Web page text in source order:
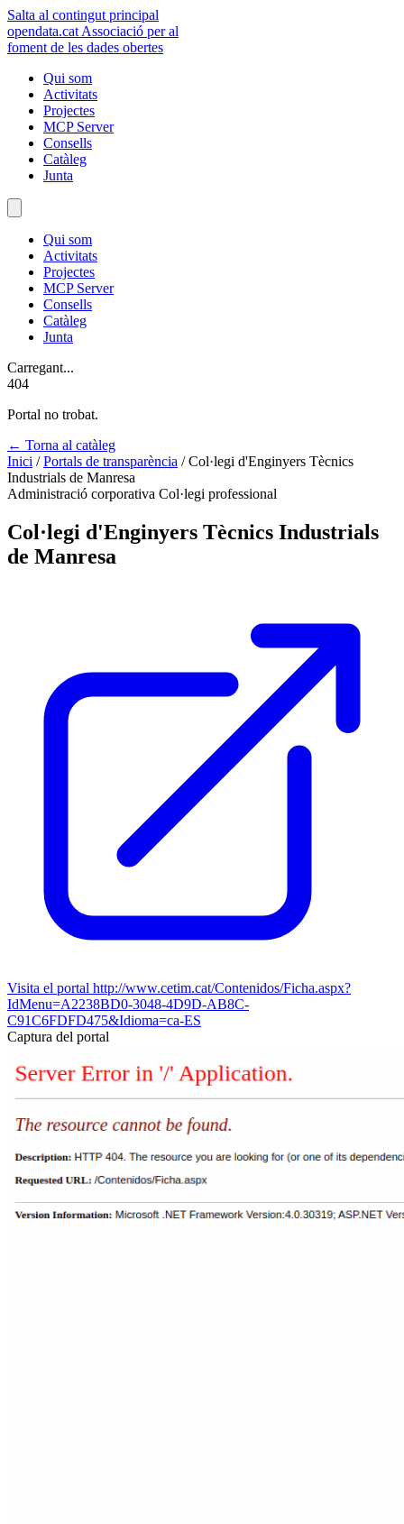
Salta al contingut principal
opendata.cat Associació per al
foment de les dades obertes
Qui som
Activitats
Projectes
MCP Server
Consells
Catàleg
Junta
Qui som
Activitats
Projectes
MCP Server
Consells
Catàleg
Junta
Carregant...
404
Portal no trobat.
← Torna al catàleg
Inici / Portals de transparència / Col·legi d'Enginyers Tècnics
Industrials de Manresa
Administració corporativa Col·legi professional
Col·legi d'Enginyers Tècnics Industrials
de Manresa
Visita el portal http://www.cetim.cat/Contenidos/Ficha.aspx?
IdMenu=A2238BD0-3048-4D9D-AB8C-
C91C6FDFD475&Idioma=ca-ES
Captura del portal